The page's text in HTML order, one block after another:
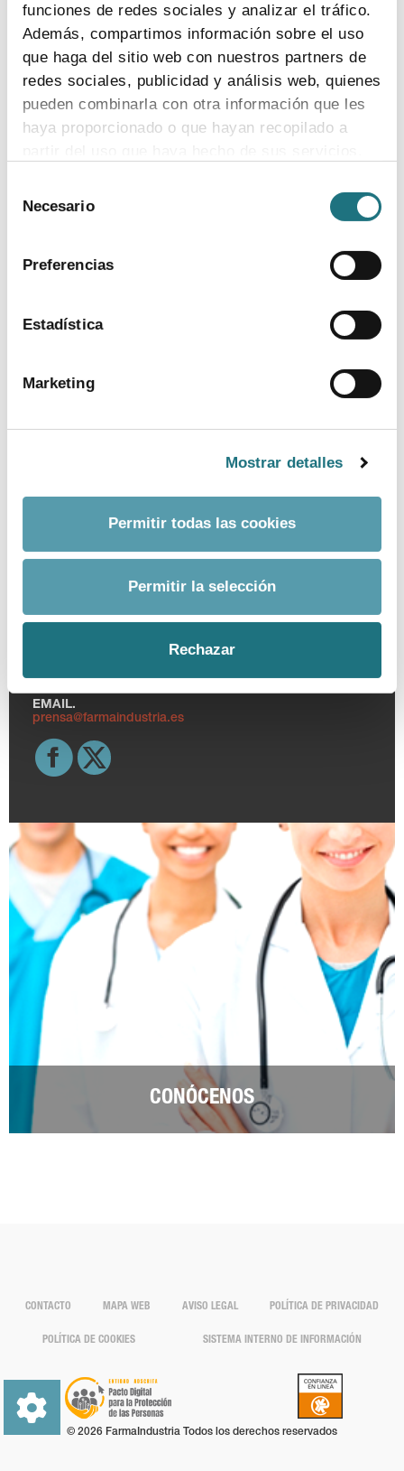
funciones de redes sociales y analizar el tráfico.
Además, compartimos información sobre el uso
que haga del sitio web con nuestros partners de
redes sociales, publicidad y análisis web, quienes
pueden combinarla con otra información que les
haya proporcionado o que hayan recopilado a
Para más información puede acceder a nuestra
Necesario
Preferencias
Estadística
Marketing
Mostrar detalles
Permitir todas las cookies
Permitir la selección
Rechazar
INDICADORES
El valor estratégico de la industria
farmacéutica (2024)
ver más
Encuesta de empleo en la industria
ver más
BANCO DE IMÁGENES
915 159 350
EMAIL.
prensa@farmaindustria.es
CONÓCENOS
CONTACTO MAPA WEB AVISO LEGAL POLÍTICA DE PRIVACIDAD
POLÍTICA DE COOKIES SISTEMA INTERNO DE INFORMACIÓN
© 2026 FarmaIndustria Todos los derechos reservados